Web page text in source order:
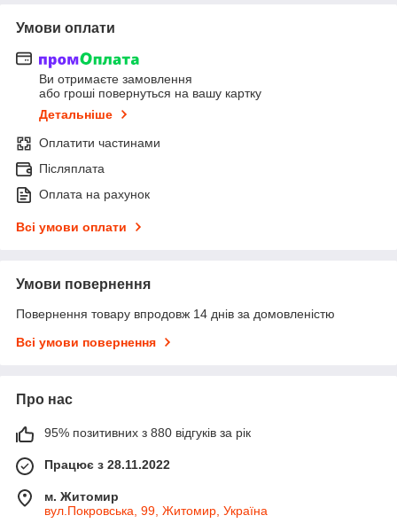
Умови оплати
Ви отримаєте замовлення
або гроші повернуться на вашу картку
Детальніше
Оплатити частинами
Післяплата
Оплата на рахунок
Всі умови оплати
Умови повернення
Повернення товару впродовж 14 днів за домовленістю
Всі умови повернення
Про нас
95% позитивних з 880 відгуків за рік
Працює з 28.11.2022
м. Житомир
вул.Покровська, 99, Житомир, Україна